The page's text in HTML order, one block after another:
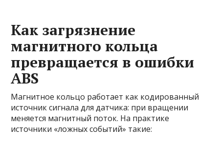
Как загрязнение
магнитного кольца
превращается в ошибки
ABS
Магнитное кольцо работает как кодированный
источник сигнала для датчика: при вращении
меняется магнитный поток. На практике
источники «ложных событий» такие: